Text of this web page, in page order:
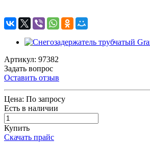
Артикул: 97382
Задать вопрос
Оставить отзыв
Цена: По запросу
Есть в наличии
Купить
Скачать прайс